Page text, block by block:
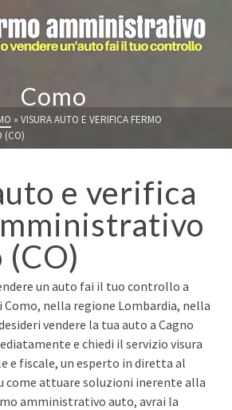
Como
» VISURA AUTO E VERIFICA FERMO
(CO)
e verifica
(CO)
un auto fai il tuo controllo a
Como, nella regione Lombardia, nella
vendere la tua auto a Cagno
e chiedi il servizio visura
e fiscale, un esperto in diretta al
come attuare soluzioni inerente alla
amministrativo auto, avrai la